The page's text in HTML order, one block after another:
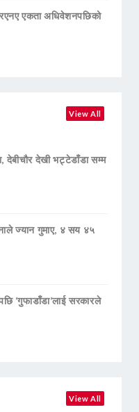
एकता अधिवेशनपछिको
View All
देबीचौर देखी भट्टेडाँडा सम्म
ज्यान गुमाए, ४ सय ४५
‘गुफाडाँडा’लाई सरकारले
View All